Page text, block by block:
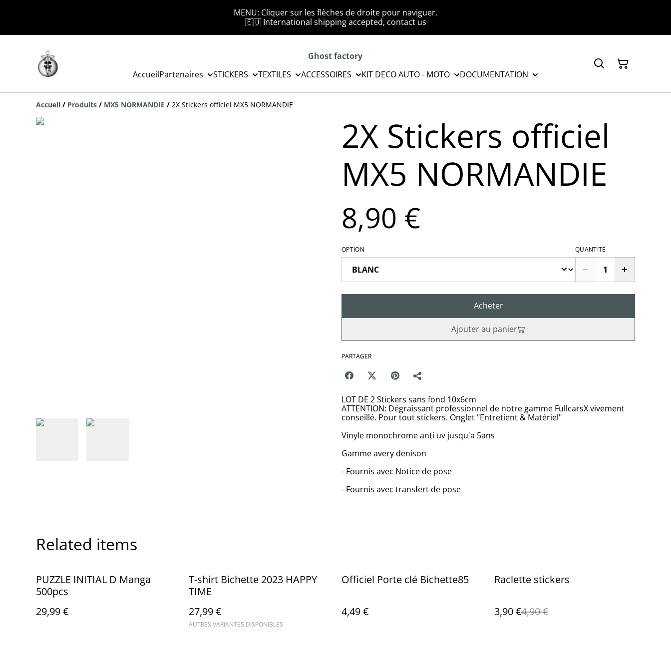
MENU: Cliquer sur les flèches de droite pour naviguer.
🇪🇺 International shipping accepted, contact us
Ghost factory
AccueilPartenaires STICKERS TEXTILES ACCESSOIRES KIT DECO AUTO - MOTO DOCUMENTATION
Accueil / Produits / MX5 NORMANDIE / 2X Stickers officiel MX5 NORMANDIE
2X Stickers officiel
MX5 NORMANDIE
8,90 €
OPTION QUANTITÉ
Acheter
Ajouter au panier
PARTAGER
LOT DE 2 Stickers sans fond 10x6cm
ATTENTION: Dégraissant professionnel de notre gamme FullcarsX vivement
conseillé. Pour tout stickers. Onglet "Entretient & Matériel"
Vinyle monochrome anti uv jusqu'a 5ans
Gamme avery denison
- Fournis avec Notice de pose
- Fournis avec transfert de pose
Related items
PUZZLE INITIAL D Manga
500pcs
29,99 €
T-shirt Bichette 2023 HAPPY
TIME
27,99 €
AUTRES VARIANTES DISPONIBLES
Officiel Porte clé Bichette85
4,49 €
%
Raclette stickers
3,90 €4,90 €